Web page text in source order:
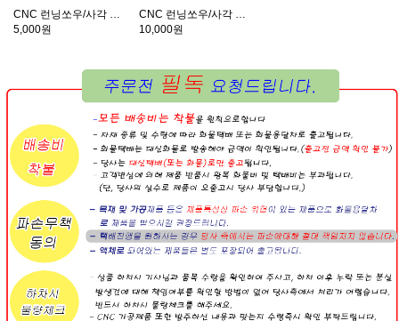
CNC 런닝쏘우/사각 또는 직선 재단기
5,000원
CNC 런닝쏘우/사각 또는 직선 재단기
10,000원